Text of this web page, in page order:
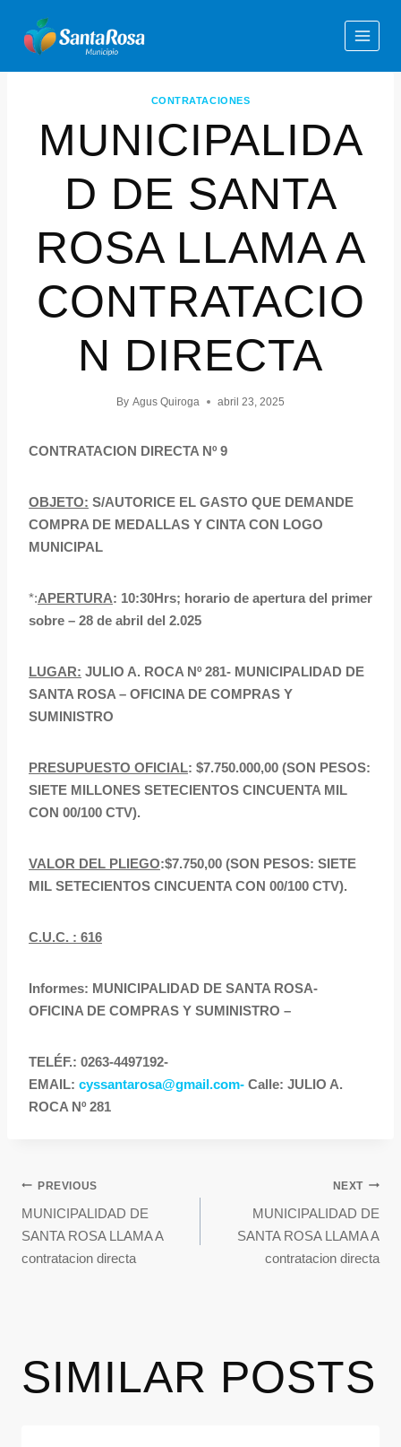
CONTRATACIONES
MUNICIPALIDA
D DE SANTA
ROSA LLAMA A
CONTRATACIO
N DIRECTA
By Agus Quiroga abril 23, 2025
CONTRATACION DIRECTA Nº 9
OBJETO: S/AUTORICE EL GASTO QUE DEMANDE
COMPRA DE MEDALLAS Y CINTA CON LOGO
MUNICIPAL
*:APERTURA: 10:30Hrs; horario de apertura del primer
sobre – 28 de abril del 2.025
LUGAR: JULIO A. ROCA Nº 281- MUNICIPALIDAD DE
SANTA ROSA – OFICINA DE COMPRAS Y
SUMINISTRO
PRESUPUESTO OFICIAL: $7.750.000,00 (SON PESOS:
SIETE MILLONES SETECIENTOS CINCUENTA MIL
CON 00/100 CTV).
VALOR DEL PLIEGO:$7.750,00 (SON PESOS: SIETE
MIL SETECIENTOS CINCUENTA CON 00/100 CTV).
C.U.C. : 616
Informes: MUNICIPALIDAD DE SANTA ROSA-
OFICINA DE COMPRAS Y SUMINISTRO –
TELÉF.: 0263-4497192-
EMAIL: cyssantarosa@gmail.com- Calle: JULIO A.
ROCA Nº 281
PREVIOUS
MUNICIPALIDAD DE
SANTA ROSA LLAMA A
contratacion directa
NEXT
MUNICIPALIDAD DE
SANTA ROSA LLAMA A
contratacion directa
SIMILAR POSTS